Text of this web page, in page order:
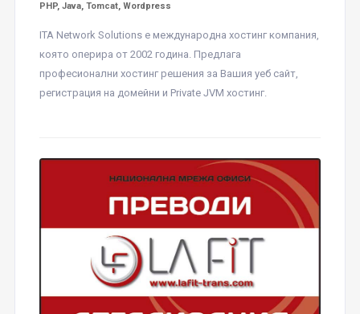
PHP, Java, Tomcat, Wordpress
ITA Network Solutions е международна хостинг компания,
която оперира от 2002 година. Предлага
професионални хостинг решения за Вашия уеб сайт,
регистрация на домейни и Private JVM хостинг.